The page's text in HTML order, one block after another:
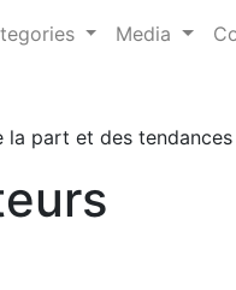
Media
part et des